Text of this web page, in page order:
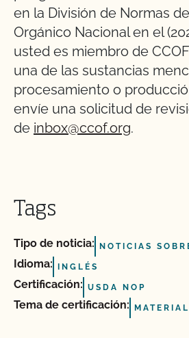
en la División de Normas
Orgánico Nacional en el
usted es miembro de
una de las sustancias
procesamiento o
envíe una solicitud de
de inbox@ccof.org.
Tags
Tipo de noticia: NOTICIAS
Idioma: INGLÉS
Certificación: USDA NOP
Tema de certificación: